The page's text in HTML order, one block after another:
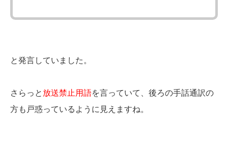
と発言していました。
さらっと 放送禁止用語を言っていて、後ろの手話通訳の
方も戸惑っているように見えますね。